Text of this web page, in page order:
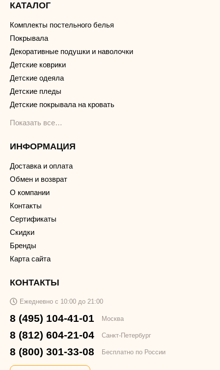
КАТАЛОГ
Комплекты постельного белья
Покрывала
Декоративные подушки и наволочки
Детские коврики
Детские одеяла
Детские пледы
Детские покрывала на кровать
Показать все…
ИНФОРМАЦИЯ
Доставка и оплата
Обмен и возврат
О компании
Контакты
Сертификаты
Скидки
Бренды
Карта сайта
КОНТАКТЫ
Ежедневно с 10:00 до 21:00
8 (495) 104-41-01 Москва
8 (812) 604-21-04 Санкт-Петербург
8 (800) 301-33-08 Бесплатно по России